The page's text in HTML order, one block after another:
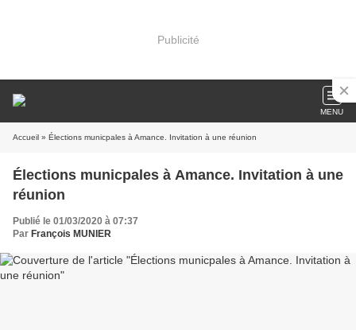
Publicité
MENU
Accueil » Élections municpales à Amance. Invitation à une réunion
Élections municpales à Amance. Invitation à une
réunion
Publié le 01/03/2020 à 07:37
Par François MUNIER